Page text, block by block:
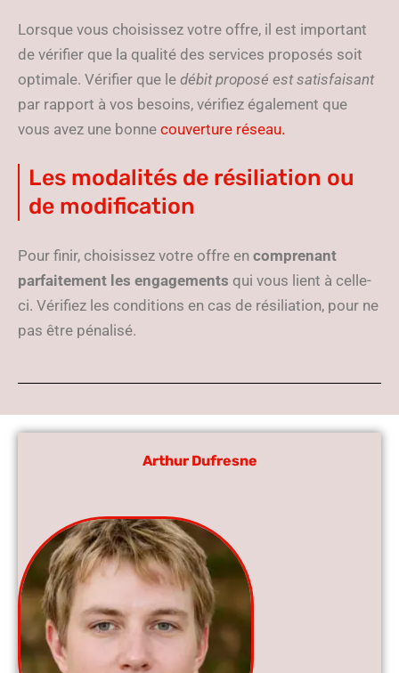
Lorsque vous choisissez votre offre, il est important
de vérifier que la qualité des services proposés soit
optimale. Vérifier que le débit proposé est satisfaisant
par rapport à vos besoins, vérifiez également que
vous avez une bonne couverture réseau.
Les modalités de résiliation ou
de modification
Pour finir, choisissez votre offre en comprenant
parfaitement les engagements qui vous lient à celle-
ci. Vérifiez les conditions en cas de résiliation, pour ne
pas être pénalisé.
Arthur Dufresne